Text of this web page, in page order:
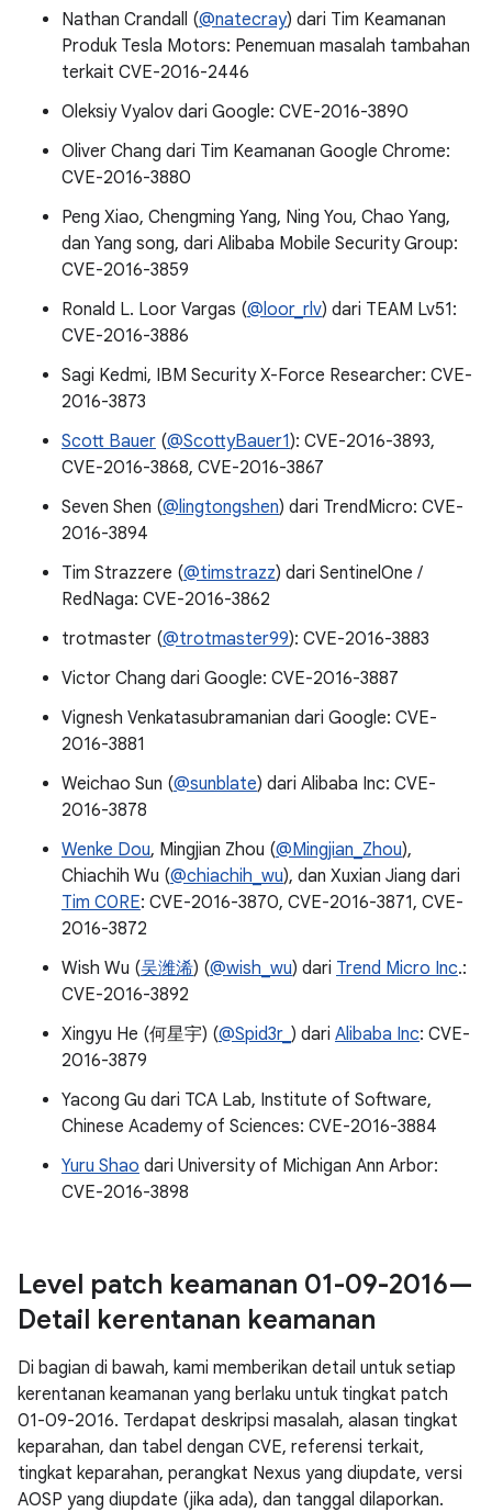
Nathan Crandall (@natecray) dari Tim Keamanan
Produk Tesla Motors: Penemuan masalah tambahan
terkait CVE-2016-2446
Oleksiy Vyalov dari Google: CVE-2016-3890
Oliver Chang dari Tim Keamanan Google Chrome:
CVE-2016-3880
Peng Xiao, Chengming Yang, Ning You, Chao Yang,
dan Yang song, dari Alibaba Mobile Security Group:
CVE-2016-3859
Ronald L. Loor Vargas (@loor_rlv) dari TEAM Lv51:
CVE-2016-3886
Sagi Kedmi, IBM Security X-Force Researcher: CVE-
2016-3873
Scott Bauer (@ScottyBauer1): CVE-2016-3893,
CVE-2016-3868, CVE-2016-3867
Seven Shen (@lingtongshen) dari TrendMicro: CVE-
2016-3894
Tim Strazzere (@timstrazz) dari SentinelOne /
RedNaga: CVE-2016-3862
trotmaster (@trotmaster99): CVE-2016-3883
Victor Chang dari Google: CVE-2016-3887
Vignesh Venkatasubramanian dari Google: CVE-
2016-3881
Weichao Sun (@sunblate) dari Alibaba Inc: CVE-
2016-3878
Wenke Dou, Mingjian Zhou (@Mingjian_Zhou),
Chiachih Wu (@chiachih_wu), dan Xuxian Jiang dari
Tim C0RE: CVE-2016-3870, CVE-2016-3871, CVE-
2016-3872
Wish Wu (吴潍浠) (@wish_wu) dari Trend Micro Inc.:
CVE-2016-3892
Xingyu He (何星宇) (@Spid3r_ ) dari Alibaba Inc: CVE-
2016-3879
Yacong Gu dari TCA Lab, Institute of Software,
Chinese Academy of Sciences: CVE-2016-3884
Yuru Shao dari University of Michigan Ann Arbor:
CVE-2016-3898
Level patch keamanan 01-09-2016—
Detail kerentanan keamanan
Di bagian di bawah, kami memberikan detail untuk setiap
kerentanan keamanan yang berlaku untuk tingkat patch
01-09-2016. Terdapat deskripsi masalah, alasan tingkat
keparahan, dan tabel dengan CVE, referensi terkait,
tingkat keparahan, perangkat Nexus yang diupdate, versi
AOSP yang diupdate (jika ada), dan tanggal dilaporkan.